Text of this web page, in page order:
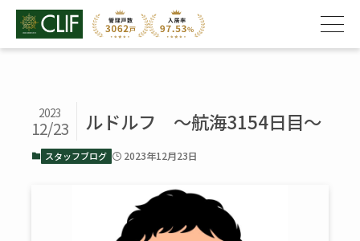
ルドルフ ～航海3154日目～
2023
12/23
スタッフブログ 2023年12月23日